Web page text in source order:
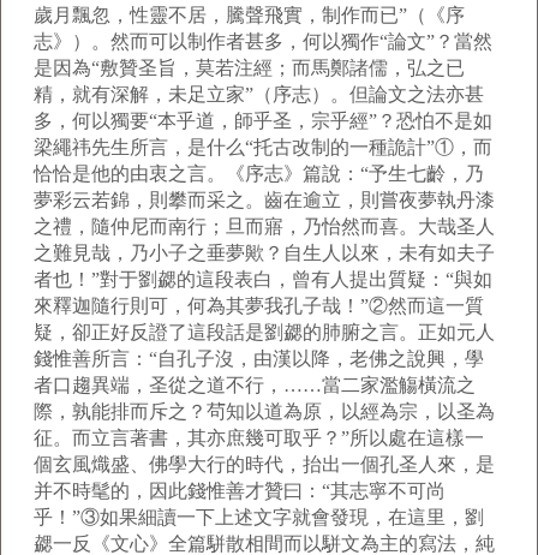
歲月飄忽，性靈不居，騰聲飛實，制作而已”（《序
志》）。然而可以制作者甚多，何以獨作“論文”？當然
是因為“敷贊圣旨，莫若注經；而馬鄭諸儒，弘之已
精，就有深解，未足立家”（序志）。但論文之法亦甚
多，何以獨要“本乎道，師乎圣，宗乎經”？恐怕不是如
梁繩祎先生所言，是什么“托古改制的一種詭計”①，而
恰恰是他的由衷之言。《序志》篇說：“予生七齡，乃
夢彩云若錦，則攀而采之。齒在逾立，則嘗夜夢執丹漆
之禮，隨仲尼而南行；旦而寤，乃怡然而喜。大哉圣人
之難見哉，乃小子之垂夢歟？自生人以來，未有如夫子
者也！”對于劉勰的這段表白，曾有人提出質疑：“與如
來釋迦隨行則可，何為其夢我孔子哉！”②然而這一質
疑，卻正好反證了這段話是劉勰的肺腑之言。正如元人
錢惟善所言：“自孔子沒，由漢以降，老佛之說興，學
者口趨異端，圣從之道不行，……當二家濫觴橫流之
際，孰能排而斥之？茍知以道為原，以經為宗，以圣為
征。而立言著書，其亦庶幾可取乎？”所以處在這樣一
個玄風熾盛、佛學大行的時代，抬出一個孔圣人來，是
并不時髦的，因此錢惟善才贊曰：“其志寧不可尚
乎！”③如果細讀一下上述文字就會發現，在這里，劉
勰一反《文心》全篇駢散相間而以駢文為主的寫法，純